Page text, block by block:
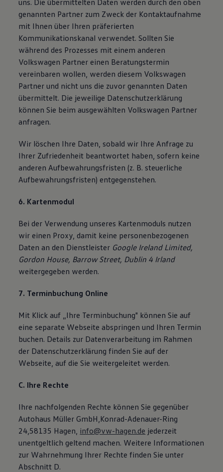
uns. Die übermittelten Daten werden durch den oben
genannten Partner zum Zweck der Kontaktaufnahme
mit Ihnen über Ihren präferierten
Kommunikationskanal verwendet. Sollten Sie
während des Prozesses mit einem anderen
Volkswagen Partner einen Beratungstermin
vereinbaren wollen, werden diesem Volkswagen
Partner und nicht uns die zuvor genannten Daten
übermittelt. Die jeweilige Datenschutzerklärung
können Sie beim ausgewählten Volkswagen Partner
anfragen.
Wir löschen Ihre Daten, sobald wir Ihre Anfrage zu
Ihrer Zufriedenheit beantwortet haben, sofern keine
anderen Aufbewahrungsfristen (z. B. steuerliche
Aufbewahrungsfristen) entgegenstehen.
6. Kartenmodul
Bei der Verwendung unseres Kartenmoduls nutzen
wir einen Proxy, damit keine personenbezogenen
Daten an den Dienstleister Google Ireland Limited,
Gordon House, Barrow Street, Dublin 4 Irland
weitergegeben werden.
7. Terminbuchung Online
Mit Klick auf „Ihre Terminbuchung" können Sie auf
eine separate Webseite abspringen und Ihren Termin
buchen. Details zur Datenverarbeitung im Rahmen
der Datenschutzerklärung finden Sie auf der
Webseite, auf die Sie weitergeleitet werden.
C. Ihre Rechte
Ihre nachfolgenden Rechte können Sie gegenüber
Autohaus Müller GmbH,Konrad-Adenauer-Ring
24,58135 Hagen, info@vw-hagen.de jederzeit
unentgeltlich geltend machen. Weitere Informationen
zur Wahrnehmung Ihrer Rechte finden Sie unter
Abschnitt D.